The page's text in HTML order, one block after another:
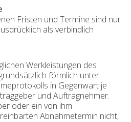
Fristen und Termine sind nur
als verbindlich
Werkleistungen des
förmlich unter
in Gegenwart je
und Auftragnehmer.
oder ein von ihm
Abnahmetermin nicht,